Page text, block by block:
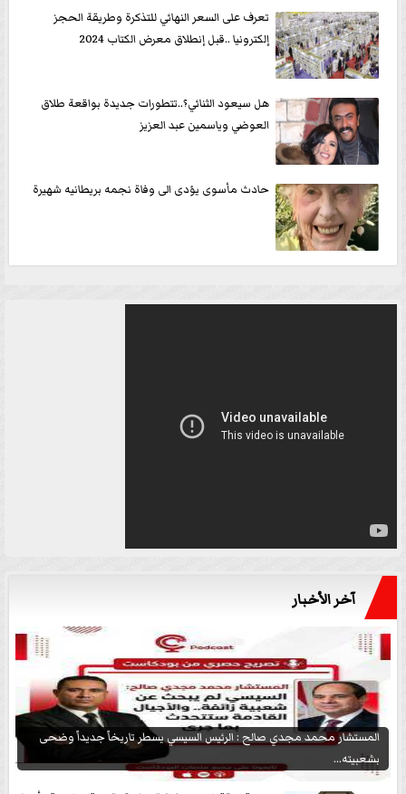
تعرف على السعر النهائي للتذكرة وطريقة الحجز
إلكترونيا ..قبل إنطلاق معرض الكتاب 2024
هل سيعود الثنائي؟..تتطورات جديدة بواقعة طلاق
العوضي وياسمين عبد العزيز
حادث مأسوى يؤدى الى وفاة نجمه بريطانيه شهيرة
آخر الأخبار
المستشار محمد مجدي صالح : الرئيس السيسي يسطر تاريخاً جديداً وضحى
بشعبيته...